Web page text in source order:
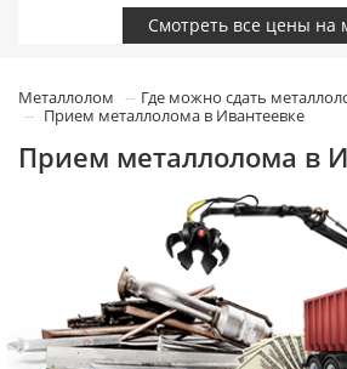
Смотреть все цены на
Металлолом
Где можно сдать
Прием металлолома в Ивантеевке
Прием металлолома в